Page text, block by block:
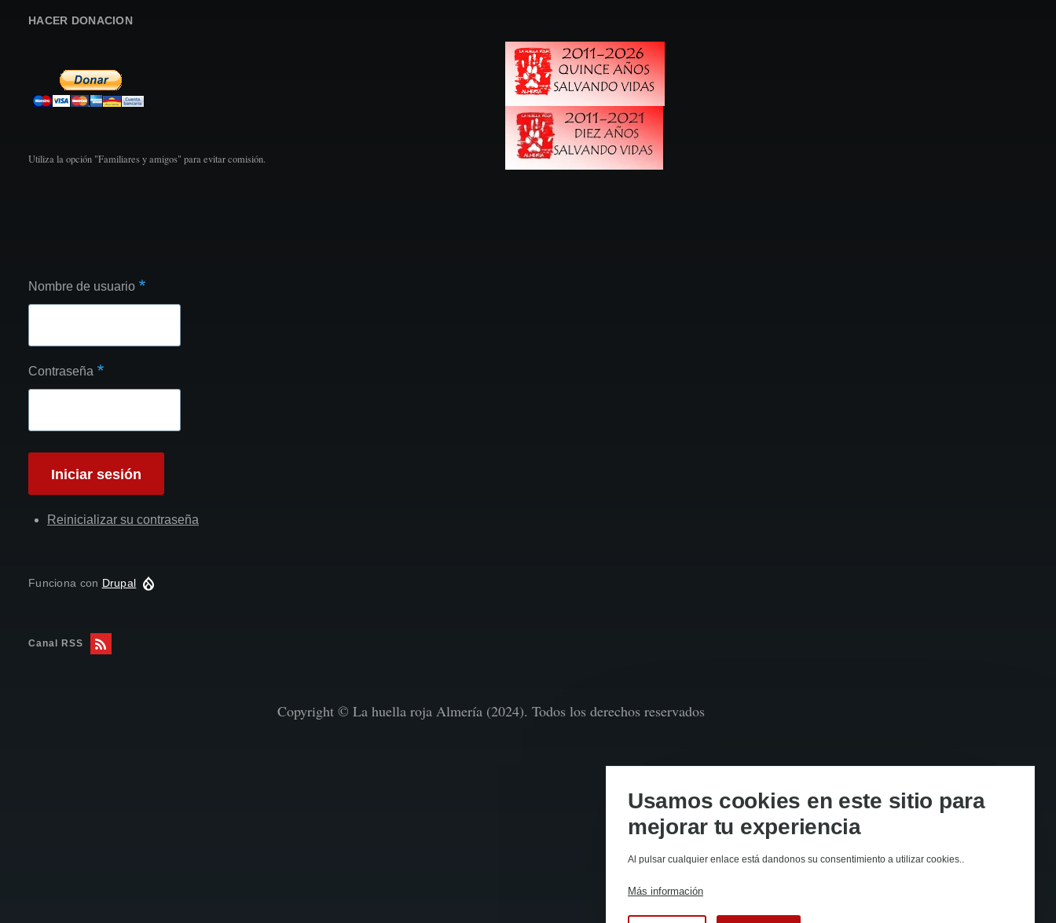
HACER DONACION
Utiliza la opción "Familiares y amigos" para evitar comisión.
Nombre de usuario
Contraseña
Reinicializar su contraseña
Funciona con Drupal
Canal RSS
Copyright © La huella roja Almería (2024). Todos los derechos reservados
Usamos cookies en este sitio para
mejorar tu experiencia
Al pulsar cualquier enlace está dandonos su consentimiento a utilizar cookies..
Más información